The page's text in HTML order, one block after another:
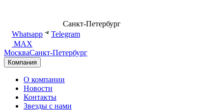
Санкт-Петербург
Whatsapp
Telegram
MAX
МоскваСанкт-Петербург
Компания
О компании
Новости
Контакты
Звезды с нами